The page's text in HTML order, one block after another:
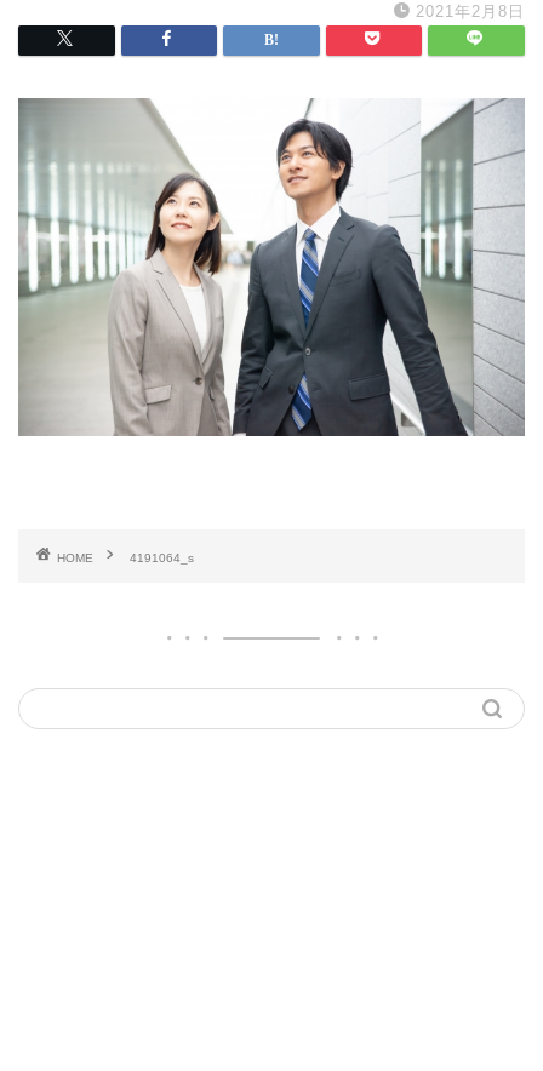
2021年2月8日
HOME 4191064_s